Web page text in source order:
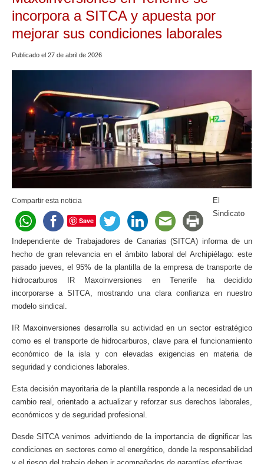
incorpora a SITCA y apuesta por
mejorar sus condiciones laborales
Publicado el 27 de abril de 2026
Compartir esta noticia
Save
El
Sindicato
Independiente de Trabajadores de Canarias (SITCA) informa de un
hecho de gran relevancia en el ámbito laboral del Archipiélago: este
pasado jueves, el 95% de la plantilla de la empresa de transporte de
hidrocarburos IR Maxoinversiones en Tenerife ha decidido
incorporarse a SITCA, mostrando una clara confianza en nuestro
modelo sindical.
IR Maxoinversiones desarrolla su actividad en un sector estratégico
como es el transporte de hidrocarburos, clave para el funcionamiento
económico de la isla y con elevadas exigencias en materia de
seguridad y condiciones laborales.
Esta decisión mayoritaria de la plantilla responde a la necesidad de un
cambio real, orientado a actualizar y reforzar sus derechos laborales,
económicos y de seguridad profesional.
Desde SITCA venimos advirtiendo de la importancia de dignificar las
condiciones en sectores como el energético, donde la responsabilidad